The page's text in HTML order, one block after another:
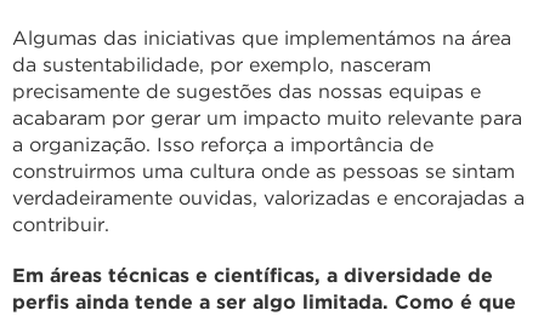
Algumas das iniciativas que implementámos na área
da sustentabilidade, por exemplo, nasceram
precisamente de sugestões das nossas equipas e
acabaram por gerar um impacto muito relevante para
a organização. Isso reforça a importância de
construirmos uma cultura onde as pessoas se sintam
verdadeiramente ouvidas, valorizadas e encorajadas a
contribuir.
Em áreas técnicas e científicas, a diversidade de
perfis ainda tende a ser algo limitada. Como é que